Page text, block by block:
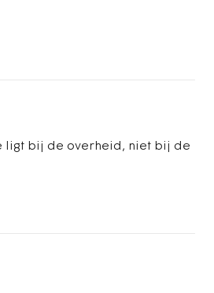
ligt bij de overheid, niet bij de